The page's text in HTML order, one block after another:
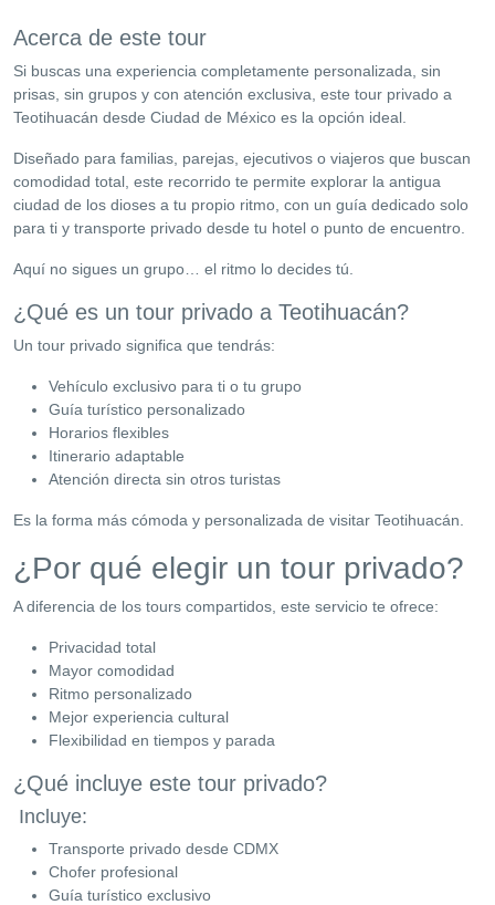
Acerca de este tour
Si buscas una experiencia completamente personalizada, sin
prisas, sin grupos y con atención exclusiva, este tour privado a
Teotihuacán desde Ciudad de México es la opción ideal.
Diseñado para familias, parejas, ejecutivos o viajeros que buscan
comodidad total, este recorrido te permite explorar la antigua
ciudad de los dioses a tu propio ritmo, con un guía dedicado solo
para ti y transporte privado desde tu hotel o punto de encuentro.
Aquí no sigues un grupo… el ritmo lo decides tú.
¿Qué es un tour privado a Teotihuacán?
Un tour privado significa que tendrás:
Vehículo exclusivo para ti o tu grupo
Guía turístico personalizado
Horarios flexibles
Itinerario adaptable
Atención directa sin otros turistas
Es la forma más cómoda y personalizada de visitar Teotihuacán.
¿Por qué elegir un tour privado?
A diferencia de los tours compartidos, este servicio te ofrece:
Privacidad total
Mayor comodidad
Ritmo personalizado
Mejor experiencia cultural
Flexibilidad en tiempos y parada
¿Qué incluye este tour privado?
Incluye:
Transporte privado desde CDMX
Chofer profesional
Guía turístico exclusivo